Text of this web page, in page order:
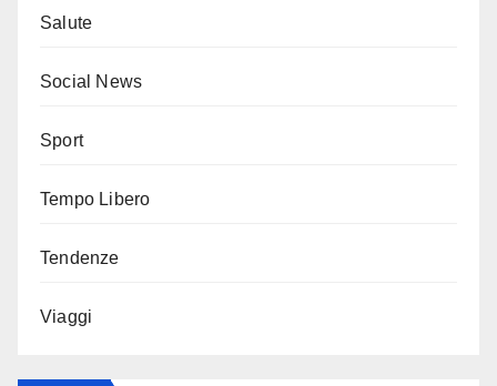
Salute
Social News
Sport
Tempo Libero
Tendenze
Viaggi